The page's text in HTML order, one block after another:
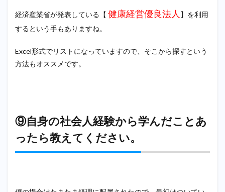
経済産業省が発表している【 健康経営優良法人 】を利用
するという手もありますね。
Excel形式でリストになっていますので、そこから探すという
方法もオススメです。
⑨自身の社会人経験から学んだことあ
ったら教えてください。